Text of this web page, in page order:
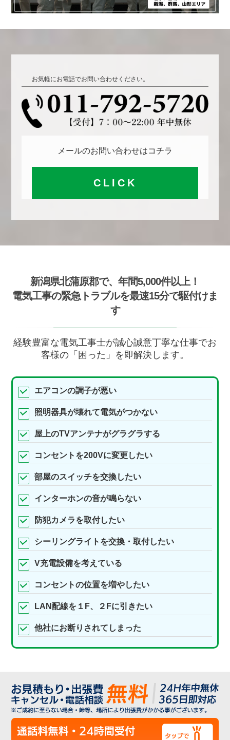
お気軽にお電話でお問い合わせください。
メールのお問い合わせはコチラ
CLICK
新潟県北蒲原郡で、年間5,000件以上！
電気工事の緊急トラブルを最速15分で駆付けま
す
経験豊富な電気工事士が誠心誠意丁寧な仕事でお
客様の「困った」を即解決します。
エアコンの調子が悪い
照明器具が壊れて電気がつかない
屋上のTVアンテナがグラグラする
コンセントを200Vに変更したい
部屋のスイッチを交換したい
インターホンの音が鳴らない
防犯カメラを取付したい
シーリングライトを交換・取付したい
V充電設備を考えている
コンセントの位置を増やしたい
LAN配線を１F、２Fに引きたい
他社にお断りされてしまった